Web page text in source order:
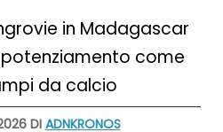
in Madagascar
come
da calcio
DIADNKRONOS